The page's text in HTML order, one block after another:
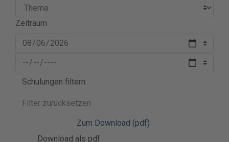
Zeitraum
Schulungen filtern
Filter zurücksetzen
Zum Download (pdf)
Download als pdf